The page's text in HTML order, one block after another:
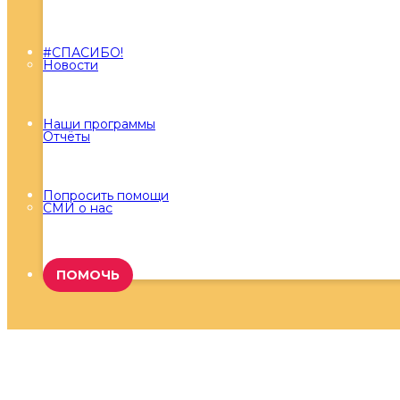
Новости
Отчёты
СМИ о нас
#СПАСИБО!
Наши программы
Попросить помощи
ПОМОЧЬ